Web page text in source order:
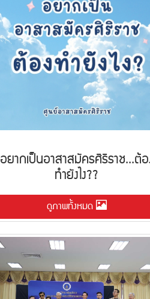
อยากเป็นอาสาสมัครศิริราช...ต้
ทำยังไง??
ดูภาพทั้งหมด